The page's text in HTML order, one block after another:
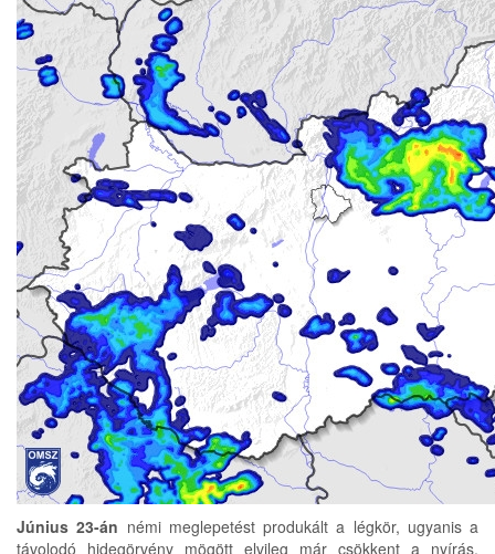
Június 23-án némi meglepetést produkált a légkör, ugyanis a
távolodó hidegörvény mögött elvileg már csökkent a nyírás,